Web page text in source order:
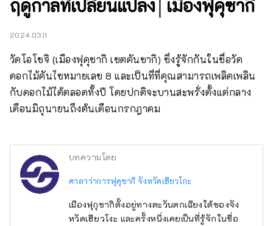
ฤดูกาลที่เปลี่ยนแปลง│เมืองฟุคุซากิ
2024.03.11
วัดโอโชจิ (เมืองฟุคุซากิ เขตคันซากิ) ซึ่งรู้จักกันในชื่อวัด
ดอกไม้คันไซหมายเลข 8 และเป็นที่ที่คุณสามารถเพลิดเพลิน
กับดอกไม้ได้ตลอดทั้งปี โดยปกติจะบานสะพรั่งตั้งแต่กลาง
เดือนมิถุนายนถึงต้นเดือนกรกฎาคม
บทความโดย
ศาลาว่าการฟุคุซากิ จังหวัดเฮียวโกะ
เมืองฟุกุซากิตั้งอยู่ทางตะวันตกเฉียงใต้ของจัง
หวัดเฮียวโงะ และครั้งหนึ่งเคยเป็นที่รู้จักในชื่อ